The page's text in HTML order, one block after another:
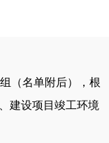
（名单附后），根
建设项目竣工环境